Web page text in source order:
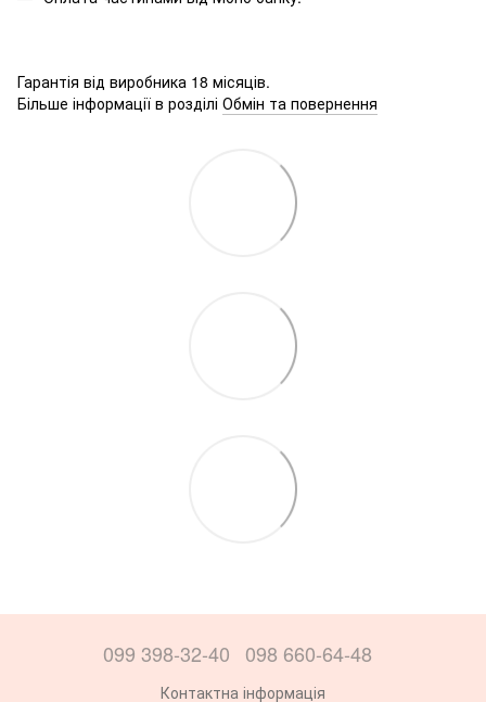
Гарантія від виробника 18 місяців.
Більше інформації в розділі Обмін та повернення
099 398-32-40 098 660-64-48
Контактна інформація